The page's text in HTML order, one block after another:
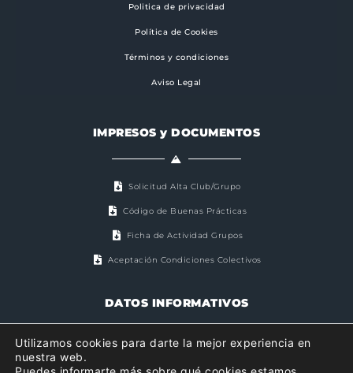
Politica de privacidad
Política de Cookies
Términos y condiciones
Aviso Legal
IMPRESOS y DOCUMENTOS
Solicitud Alta Club/Grupo
Código de Buenas Prácticas
Ficha de Actividad Grupos
Aceptación Condiciones Colectivos
DATOS INFORMATIVOS
Associació Valenciana d'Esportistes de Muntanya
Utilizamos cookies para darte la mejor experiencia en
nuestra web.